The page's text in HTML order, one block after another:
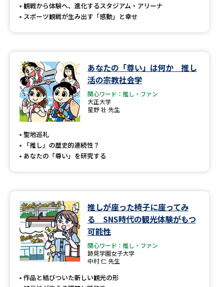
観戦から体験へ、進化するスタジアム・アリーナ
スポーツ観戦が生み出す「感動」と幸せ
あなたの「尊い」は何か 推し
活の宗教社会学
関心ワード：推し・ファン
大正大学
星野 壮 先生
聖地巡礼
「推し」の歴史的連続性？
あなたの「尊い」を研究する
推しが座った椅子に座ってみ
る SNS時代の観光体験がもつ
可能性
関心ワード：推し・ファン
跡見学園女子大学
中村 仁 先生
作品と結びついた新しい観光の形